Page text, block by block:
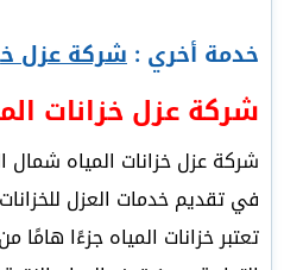
خدمة أخري : شركة عزل
شركة عزل خزانات
شركة عزل خزانات المياه
في تقديم خدمات العزل
تعتبر خزانات المياه جزءًا هامًا